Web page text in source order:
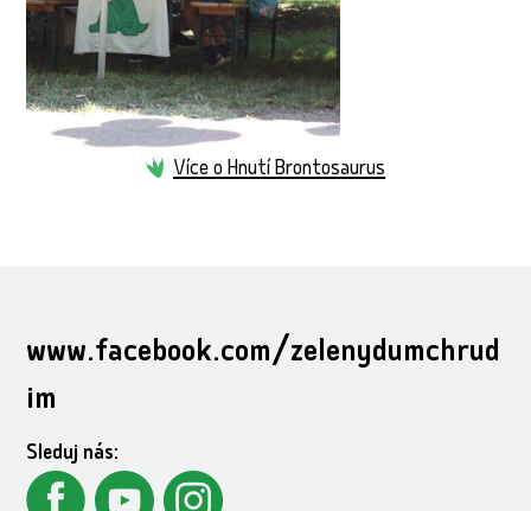
Více o Hnutí Brontosaurus
www.facebook.com/zelenydumchrud
im
Sleduj nás: